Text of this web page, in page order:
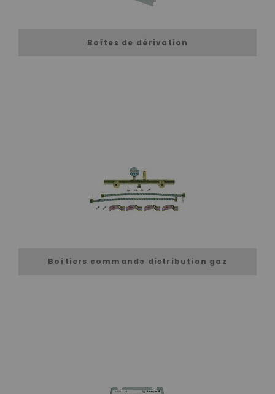
Boîtes de dérivation
Boîtiers commande distribution gaz